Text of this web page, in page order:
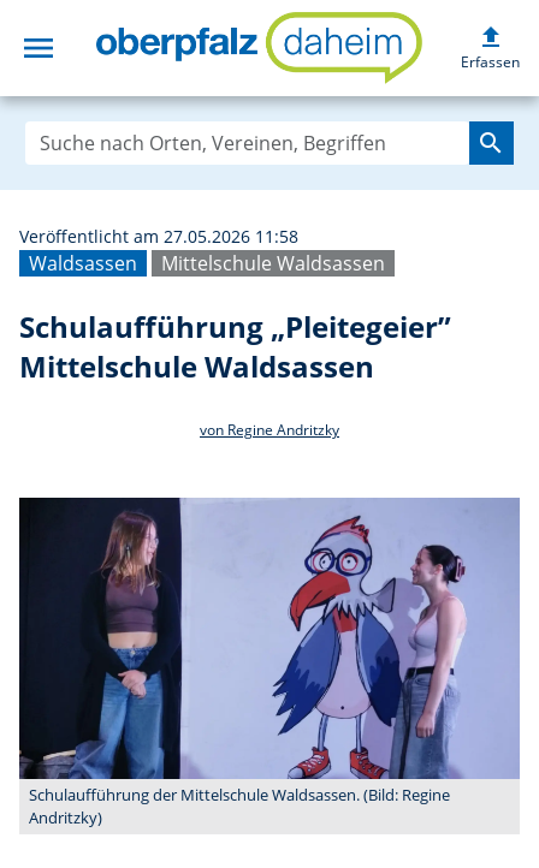
menu upload
Erfassen
search
Waldsassen Mittelschule Waldsassen
Veröffentlicht am 27.05.2026 11:58
Schulaufführung „Pleitegeier”
Mittelschule Waldsassen
von Regine Andritzky
Schulaufführung der Mittelschule Waldsassen. (Bild: Regine
Andritzky)